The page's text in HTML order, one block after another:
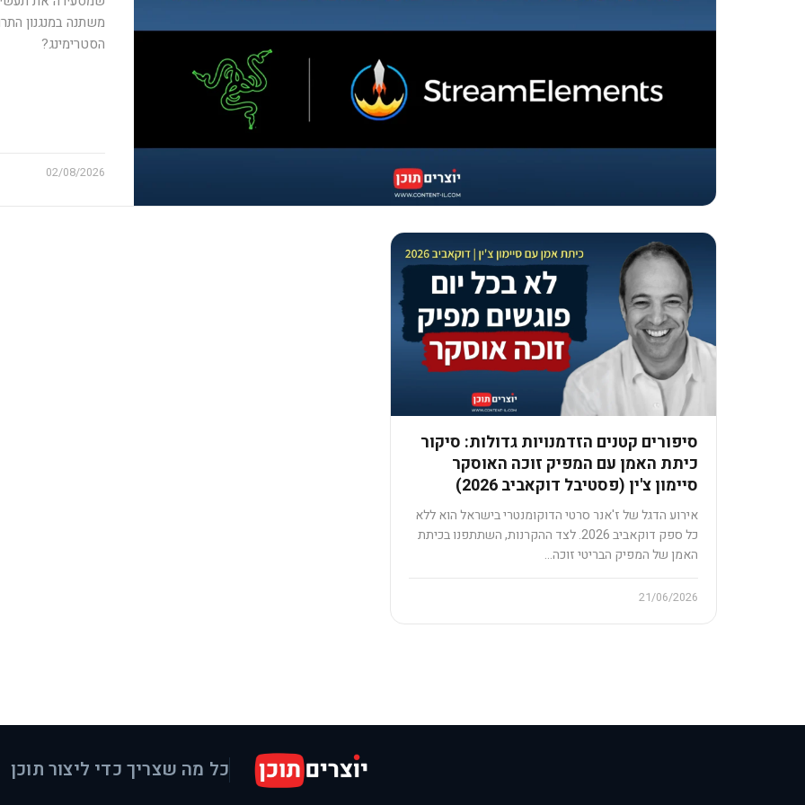
משתנה במנגנון
הסטרימינג?
02/08/2026
סיפורים קטנים הזדמנויות גדולות: סיקור
כיתת האמן עם המפיק זוכה האוסקר
סיימון צ'ין (פסטיבל דוקאביב 2026)
אירוע הדגל של ז'אנר סרטי הדוקומנטרי בישראל הוא ללא
כל ספק דוקאביב 2026. לצד ההקרנות, השתתפנו בכיתת
האמן של המפיק הבריטי זוכה…
21/06/2026
כל מה שצריך כדי ליצור תוכן